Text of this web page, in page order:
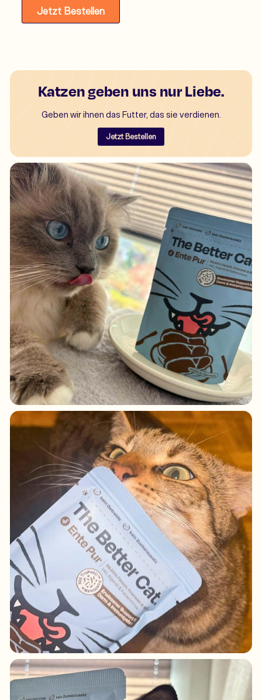
Jetzt Bestellen
Katzen geben uns nur Liebe.
Geben wir ihnen das Futter, das sie verdienen.
Jetzt Bestellen